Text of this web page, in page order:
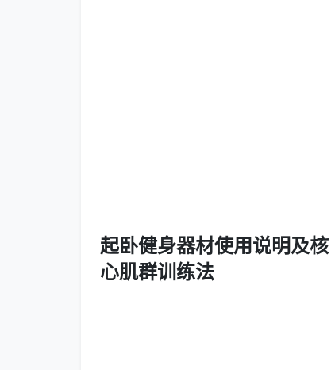
起卧健身器材使用说明及核
心肌群训练法